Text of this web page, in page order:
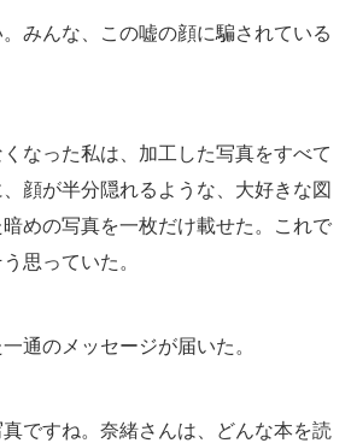
。みんな、この嘘の顔に騙されている
なった私は、加工した写真をすべて
顔が半分隠れるような、大好きな図
めの写真を一枚だけ載せた。これで
思っていた。
通のメッセージが届いた。
真ですね。奈緒さんは、どんな本を読